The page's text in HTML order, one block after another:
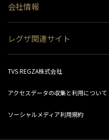
インフォメーション 一覧
よくあるご質問 (FAQ）
お問い合わせ
生産終了商品一覧
ソフトウェアダウンロード情報
レグザリンク総合ナビ
会社情報
会社概要
レグザ関連サイト
レグザ メンバーズ
法人向けサイト
視聴分析サービス
TVS REGZA株式会社
アクセスデータの収集と利用について
ソーシャルメディア利用規約